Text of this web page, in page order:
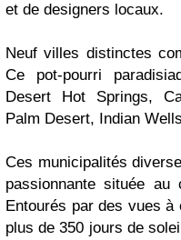
et de designers locaux.
Neuf villes distinctes
Ce pot-pourri
Desert Hot Springs,
Palm Desert, Indian
Ces municipalités
passionnante située
Entourés par des vues
plus de 350 jours de